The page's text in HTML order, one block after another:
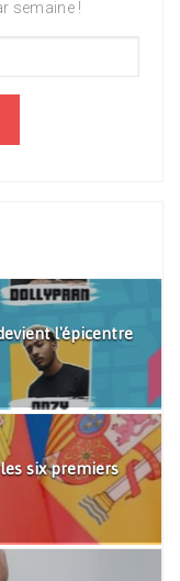
semaine !
l'épicentre
six premiers